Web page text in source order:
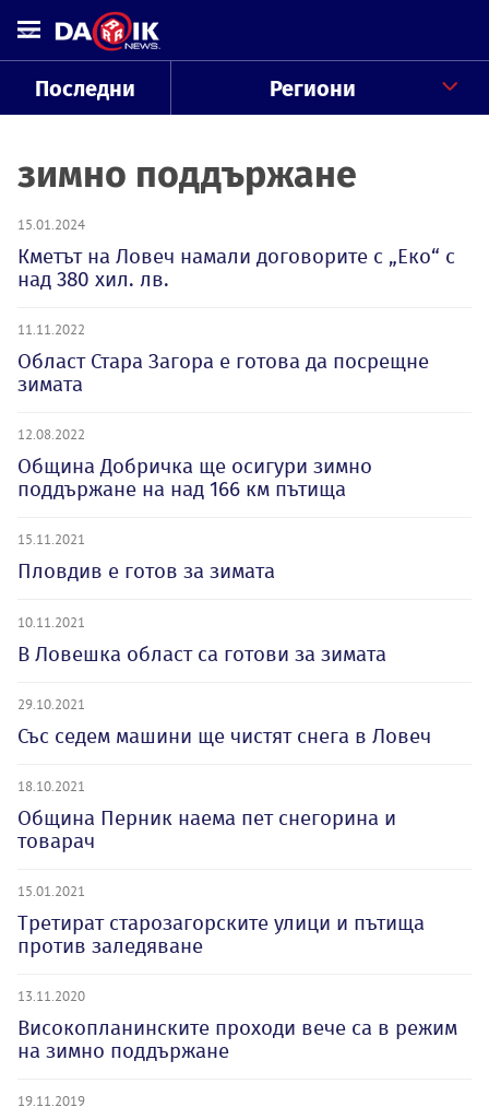
Последни Региони
зимно поддържане
15.01.2024
Кметът на Ловеч намали договорите с „Еко“ с
над 380 хил. лв.
11.11.2022
Област Стара Загора е готова да посрещне
зимата
12.08.2022
Община Добричка ще осигури зимно
поддържане на над 166 км пътища
15.11.2021
Пловдив е готов за зимата
10.11.2021
В Ловешка област са готови за зимата
29.10.2021
Със седем машини ще чистят снега в Ловеч
18.10.2021
Община Перник наема пет снегорина и
товарач
15.01.2021
Третират старозагорските улици и пътища
против заледяване
13.11.2020
Високопланинските проходи вече са в режим
на зимно поддържане
19.11.2019